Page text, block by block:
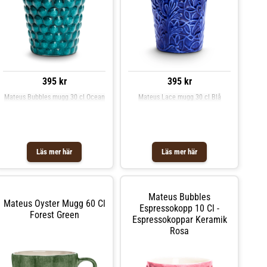
395 kr
Läs mer här
Mateus Bubbles mugg 30 cl Ocean
395 kr
Läs mer här
Mateus Lace mugg 30 cl Blå
Mateus Oyster Mugg 60 Cl
Forest Green
Mateus Bubbles
Espressokopp 10 Cl -
Espressokoppar Keramik
Rosa